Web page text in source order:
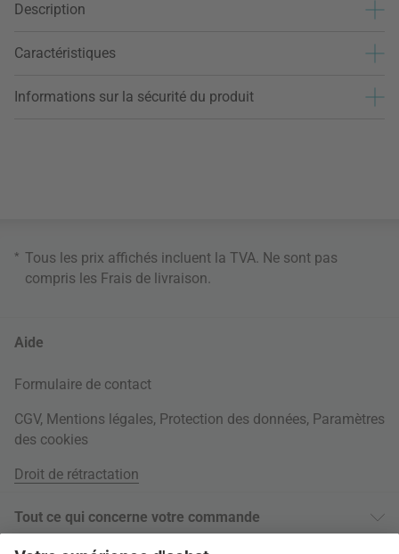
Description
Caractéristiques
Informations sur la sécurité du produit
* Tous les prix affichés incluent la TVA. Ne sont pas
compris les Frais de livraison
Aide
Formulaire de contact
CGV, Mentions légales, Protection des données, Paramètres
des cookies
Droit de rétractation
Tout ce qui concerne votre commande